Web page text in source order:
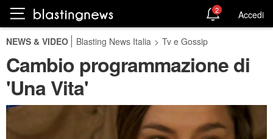
2 Accedi
NEWS & VIDEO Blasting News Italia > Tv e Gossip
Cambio programmazione di
'Una Vita'